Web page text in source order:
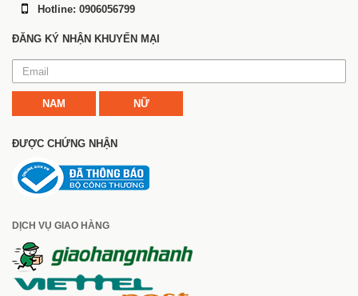
Hotline: 0906056799
ĐĂNG KÝ NHẬN KHUYẾN MẠI
NAM NỮ
ĐƯỢC CHỨNG NHẬN
DỊCH VỤ GIAO HÀNG